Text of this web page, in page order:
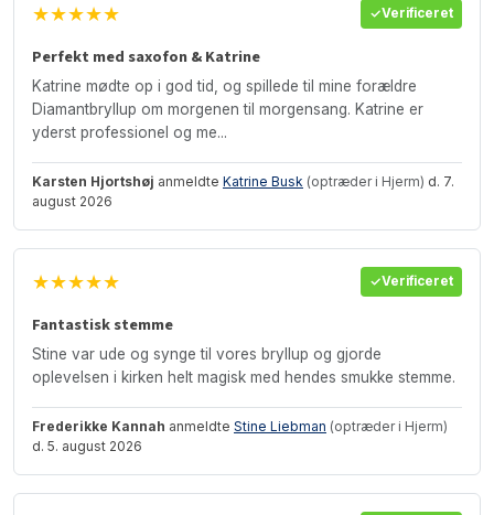
★★★★★ Verificeret
Perfekt med saxofon & Katrine
Katrine mødte op i god tid, og spillede til mine forældre
Diamantbryllup om morgenen til morgensang. Katrine er
yderst professionel og me...
Karsten Hjortshøj anmeldte Katrine Busk (optræder i Hjerm) d. 7.
august 2026
★★★★★ Verificeret
Fantastisk stemme
Stine var ude og synge til vores bryllup og gjorde
oplevelsen i kirken helt magisk med hendes smukke stemme.
Frederikke Kannah anmeldte Stine Liebman (optræder i Hjerm)
d. 5. august 2026